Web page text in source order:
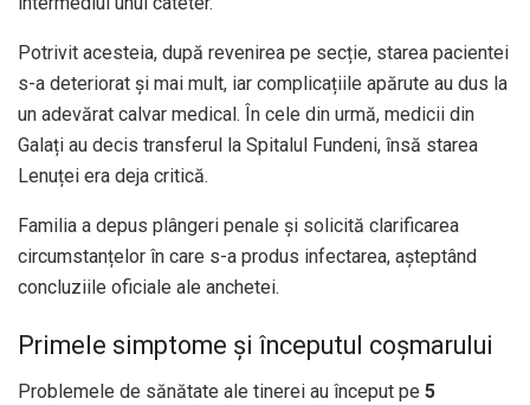
Potrivit acesteia, după revenirea pe secție, starea pacientei
s-a deteriorat și mai mult, iar complicațiile apărute au dus la
un adevărat calvar medical. În cele din urmă, medicii din
Galați au decis transferul la Spitalul Fundeni, însă starea
Lenuței era deja critică.
Familia a depus plângeri penale și solicită clarificarea
circumstanțelor în care s-a produs infectarea, așteptând
concluziile oficiale ale anchetei.
Primele simptome și începutul coșmarului
Problemele de sănătate ale tinerei au început pe 5